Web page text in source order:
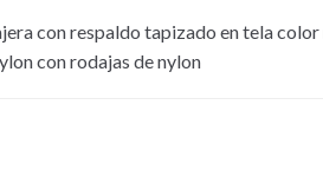
con respaldo tapizado en tela color
con rodajas de nylon